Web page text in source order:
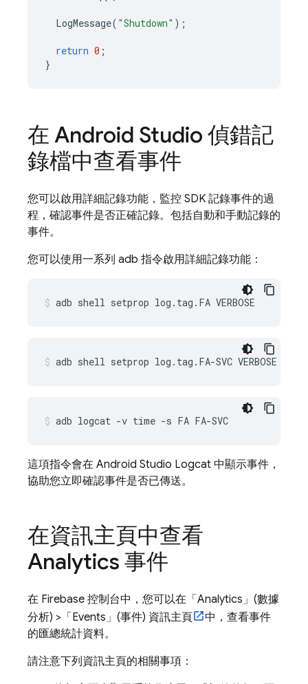
LogMessage( "Shutdown" );
return 0 ;
}
在 Android Studio 偵錯記
錄檔中查看事件
您可以啟用詳細記錄功能，監控 SDK 記錄事件的過
程，確認事件是否正確記錄。包括自動和手動記錄的
事件。
您可以使用一系列 adb 指令啟用詳細記錄功能：
adb shell setprop log.tag.FA VERBOSE
adb shell setprop log.tag.FA-SVC VERBOSE
adb logcat -v time -s FA FA-SVC
這項指令會在 Android Studio Logcat 中顯示事件，
協助您立即確認事件是否已傳送。
在資訊主頁中查看
Analytics 事件
在 Firebase 控制台中，您可以在「Analytics」(數據
分析) >「Events」(事件) 資訊主頁
中，查看事件
的匯總統計資料。
請注意下列資訊主頁的相關事項：